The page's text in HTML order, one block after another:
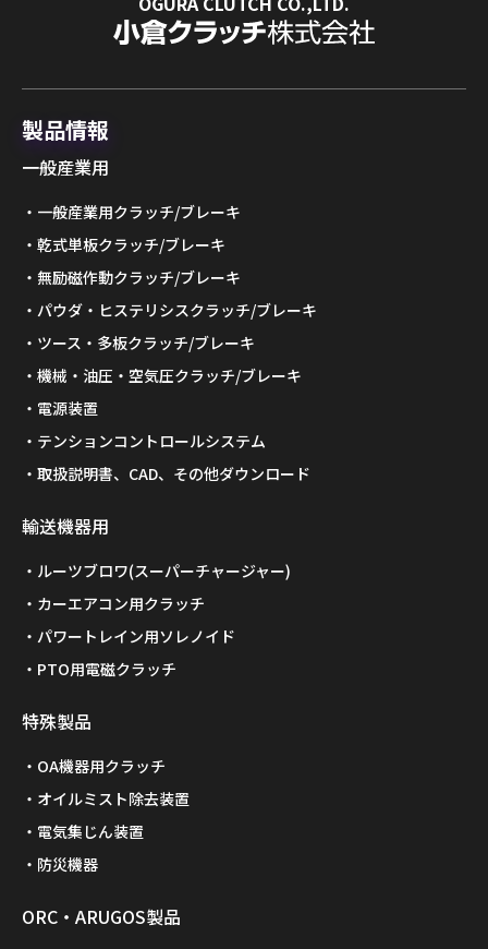
製品情報
一般産業用
一般産業用クラッチ/ブレーキ
乾式単板クラッチ/ブレーキ
無励磁作動クラッチ/ブレーキ
パウダ・ヒステリシスクラッチ/ブレーキ
ツース・多板クラッチ/ブレーキ
機械・油圧・空気圧クラッチ/ブレーキ
電源装置
テンションコントロールシステム
取扱説明書、CAD、その他ダウンロード
輸送機器用
ルーツブロワ(スーパーチャージャー)
カーエアコン用クラッチ
パワートレイン用ソレノイド
PTO用電磁クラッチ
特殊製品
OA機器用クラッチ
オイルミスト除去装置
電気集じん装置
防災機器
ORC・ARUGOS製品